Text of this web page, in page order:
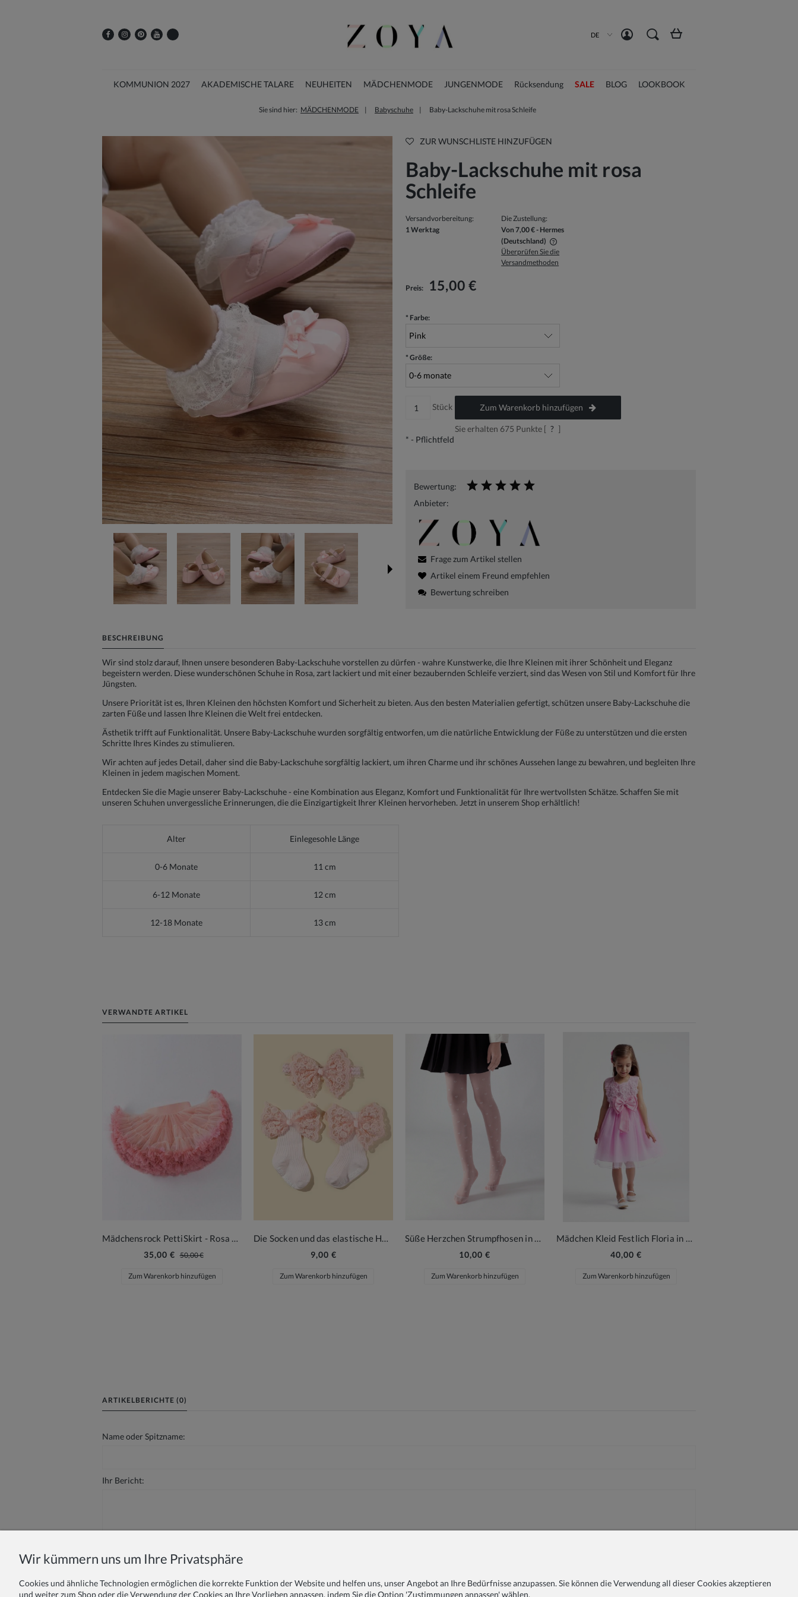
DE
KOMMUNION 2027 AKADEMISCHE TALARE NEUHEITEN MÄDCHENMODE JUNGENMODE Rücksendung SALE BLOG LOOKBOOK
Sie sind hier: MÄDCHENMODE Babyschuhe Baby-Lackschuhe mit rosa Schleife
ZUR WUNSCHLISTE HINZUFÜGEN
Baby-Lackschuhe mit rosa
Schleife
Versandvorbereitung:
1 Werktag
Die Zustellung:
Von 7,00 €- Hermes
(Deutschland)
Der Preis beinhaltet keine eventuellen
Zahlungskosten
Überprüfen Sie die
Versandmethoden
Preis: 15,00 €
* Farbe:
* Größe:
Stück Zum Warenkorb hinzufügen
Sie erhalten 675 Punkte [ ? ]
* - Pflichtfeld
Bewertung:
Anbieter:
Frage zum Artikel stellen
Artikel einem Freund empfehlen
Bewertung schreiben
BESCHREIBUNG
Wir sind stolz darauf, Ihnen unsere besonderen Baby-Lackschuhe vorstellen zu dürfen - wahre Kunstwerke, die Ihre Kleinen mit ihrer Schönheit und Eleganz
begeistern werden. Diese wunderschönen Schuhe in Rosa, zart lackiert und mit einer bezaubernden Schleife verziert, sind das Wesen von Stil und Komfort für Ihre
Jüngsten.
Unsere Priorität ist es, Ihren Kleinen den höchsten Komfort und Sicherheit zu bieten. Aus den besten Materialien gefertigt, schützen unsere Baby-Lackschuhe die
zarten Füße und lassen Ihre Kleinen die Welt frei entdecken.
Ästhetik trifft auf Funktionalität. Unsere Baby-Lackschuhe wurden sorgfältig entworfen, um die natürliche Entwicklung der Füße zu unterstützen und die ersten
Schritte Ihres Kindes zu stimulieren.
Wir achten auf jedes Detail, daher sind die Baby-Lackschuhe sorgfältig lackiert, um ihren Charme und ihr schönes Aussehen lange zu bewahren, und begleiten Ihre
Kleinen in jedem magischen Moment.
Entdecken Sie die Magie unserer Baby-Lackschuhe - eine Kombination aus Eleganz, Komfort und Funktionalität für Ihre wertvollsten Schätze. Schaffen Sie mit
unseren Schuhen unvergessliche Erinnerungen, die die Einzigartigkeit Ihrer Kleinen hervorheben. Jetzt in unserem Shop erhältlich!
Alter Einlegesohle Länge
0-6 Monate 11 cm
6-12 Monate 12 cm
12-18 Monate 13 cm
VERWANDTE ARTIKEL
Mädchensrock PettiSkirt - Rosa Farbmix
35,00 € 50,00 €
Zum Warenkorb hinzufügen
Die Socken und das elastische Haarband in Rosa
9,00 €
Zum Warenkorb hinzufügen
Süße Herzchen Strumpfhosen in Rosa für Mädchen
10,00 €
Zum Warenkorb hinzufügen
Mädchen Kleid Festlich Floria in Pink
40,00 €
Zum Warenkorb hinzufügen
ARTIKELBERICHTE (0)
Name oder Spitzname:
Ihr Bericht:
Absenden
Wir kümmern uns um Ihre Privatsphäre
Cookies und ähnliche Technologien ermöglichen die korrekte Funktion der Website und helfen uns, unser Angebot an Ihre Bedürfnisse anzupassen. Sie können die Verwendung all dieser Cookies akzeptieren
und weiter zum Shop oder die Verwendung der Cookies an Ihre Vorlieben anpassen, indem Sie die Option 'Zustimmungen anpassen' wählen.